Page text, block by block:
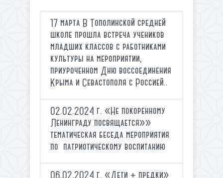
17 марта В Тополинской средней
школе прошла встреча учеников
младших классов с работниками
культуры на мероприятии,
приуроченном Дню воссоединения
Крыма и Севастополя с Россией..
02.02.2024 г. «Не покоренному
Ленинграду посвящается»»
тематическая беседа мероприятия
по патриотическому воспитанию
06.02.2024 г. «Дети + предки»